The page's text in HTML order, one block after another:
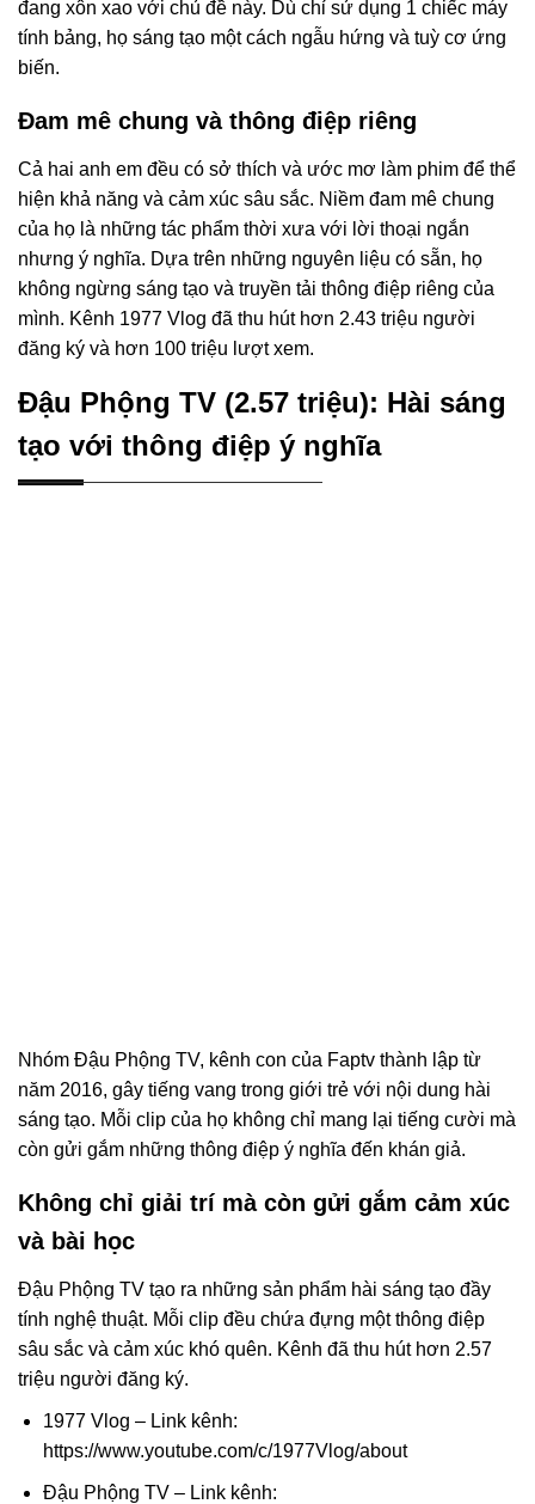
đang xôn xao với chủ đề này. Dù chỉ sử dụng 1 chiếc máy
tính bảng, họ sáng tạo một cách ngẫu hứng và tuỳ cơ ứng
biến.
Đam mê chung và thông điệp riêng
Cả hai anh em đều có sở thích và ước mơ làm phim để thể
hiện khả năng và cảm xúc sâu sắc. Niềm đam mê chung
của họ là những tác phẩm thời xưa với lời thoại ngắn
nhưng ý nghĩa. Dựa trên những nguyên liệu có sẵn, họ
không ngừng sáng tạo và truyền tải thông điệp riêng của
mình. Kênh 1977 Vlog đã thu hút hơn 2.43 triệu người
đăng ký và hơn 100 triệu lượt xem.
Đậu Phộng TV (2.57 triệu): Hài sáng
tạo với thông điệp ý nghĩa
Nhóm Đậu Phộng TV, kênh con của Faptv thành lập từ
năm 2016, gây tiếng vang trong giới trẻ với nội dung hài
sáng tạo. Mỗi clip của họ không chỉ mang lại tiếng cười mà
còn gửi gắm những thông điệp ý nghĩa đến khán giả.
Không chỉ giải trí mà còn gửi gắm cảm xúc
và bài học
Đậu Phộng TV tạo ra những sản phẩm hài sáng tạo đầy
tính nghệ thuật. Mỗi clip đều chứa đựng một thông điệp
sâu sắc và cảm xúc khó quên. Kênh đã thu hút hơn 2.57
triệu người đăng ký.
1977 Vlog – Link kênh:
https://www.youtube.com/c/1977Vlog/about
Đậu Phộng TV – Link kênh: